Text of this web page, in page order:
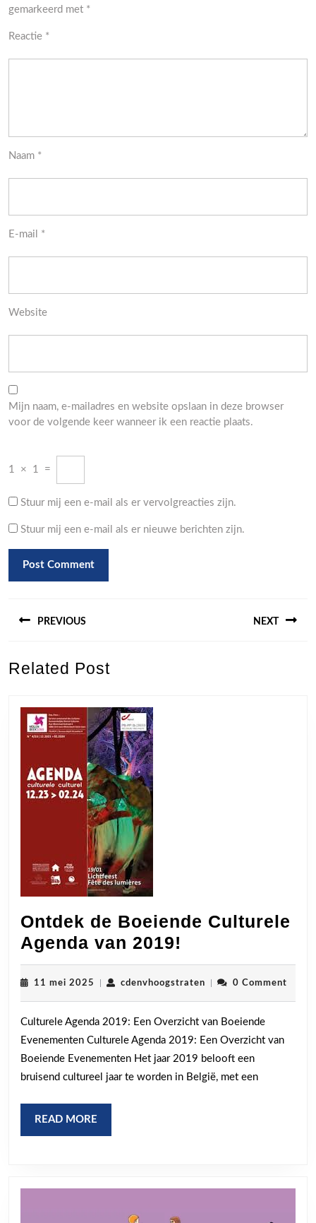
gemarkeerd met *
Reactie *
Naam *
E-mail *
Website
Mijn naam, e-mailadres en website opslaan in deze browser
voor de volgende keer wanneer ik een reactie plaats.
1 × 1 =
Stuur mij een e-mail als er vervolgreacties zijn.
Stuur mij een e-mail als er nieuwe berichten zijn.
PREVIOUS
post:
NEXT
Related Post
Ontdek de Boeiende Culturele
Agenda van 2019!
de
Boeiende
Culturele
Agenda
van
2019!
11 mei 2025 11
cdenvhoogstratencdenvhoogstraten
0 Comment
Culturele Agenda 2019: Een Overzicht van Boeiende
Evenementen Culturele Agenda 2019: Een Overzicht van
Boeiende Evenementen Het jaar 2019 belooft een
bruisend cultureel jaar te worden in België, met een
READ MORE
MORE